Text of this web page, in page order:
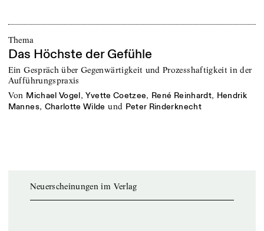
Thema
Das Höchste der Gefühle
Ein Gespräch über Gegenwärtigkeit und Prozesshaftigkeit in der
Aufführungspraxis
von Michael Vogel,Yvette Coetzee, René Reinhardt, Hendrik
Mannes, Charlotte Wilde und Peter Rinderknecht
Neuerscheinungen im Verlag